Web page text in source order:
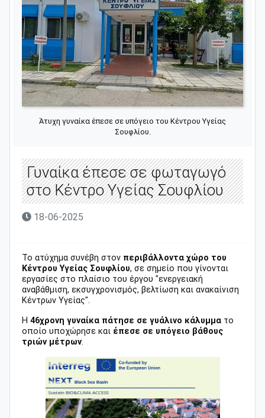
Άτυχη γυναίκα έπεσε σε υπόγειο του Κέντρου Υγείας
Σουφλίου.
Γυναίκα έπεσε σε φωταγωγό
στο Κέντρο Υγείας Σουφλίου
18-06-2025
Το ατύχημα συνέβη στον περιβάλλοντα χώρο του
Κέντρου Υγείας Σουφλίου, σε σημείο που γίνονται
εργασίες στο πλαίσιο του έργου "ενεργειακή
αναβάθμιση, εκσυγχρονισμός, βελτίωση και ανακαίνιση
Κέντρων Υγείας".
Η 46χρονη γυναίκα πάτησε σε γυάλινο κάλυμμα το
οποίο υποχώρησε και έπεσε σε υπόγειο βάθους
τριών μέτρων.